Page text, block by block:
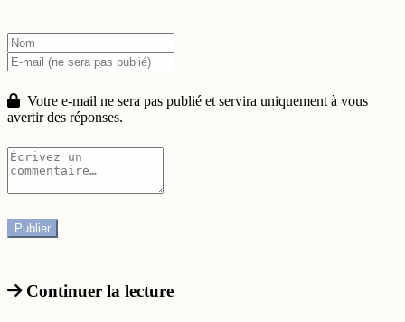
Votre e-mail ne sera pas publié et servira uniquement à vous
avertir des réponses.
Continuer la lecture